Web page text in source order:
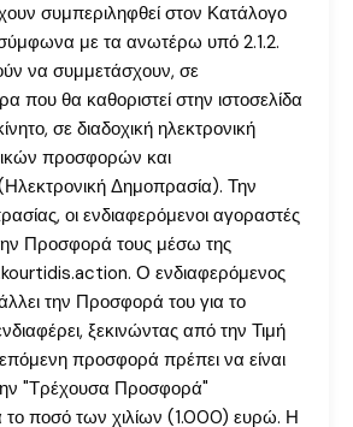
συμπεριληφθεί στον Κατάλογο
με τα ανωτέρω υπό 2.1.2.
να συμμετάσχουν, σε
που θα καθοριστεί στην ιστοσελίδα
σε διαδοχική ηλεκτρονική
προσφορών και
Δημοπρασία). Την
οι ενδιαφερόμενοι αγοραστές
Προσφορά τους μέσω της
Ο ενδιαφερόμενος
την Προσφορά του για το
ξεκινώντας από την Τιμή
προσφορά πρέπει να είναι
"Τρέχουσα Προσφορά"
το ποσό των χιλίων (1.000) ευρώ. Η